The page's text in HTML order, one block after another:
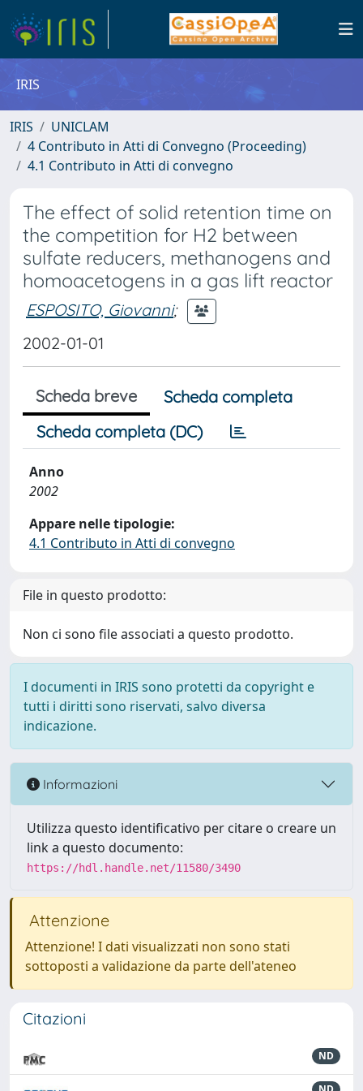
IRIS
IRIS
UNICLAM
4 Contributo in Atti di Convegno (Proceeding)
4.1 Contributo in Atti di convegno
The effect of solid retention time on
the competition for H2 between
sulfate reducers, methanogens and
homoacetogens in a gas lift reactor
ESPOSITO, Giovanni;
2002-01-01
Scheda breve
Scheda completa
Scheda completa (DC)
Anno
2002
Appare nelle tipologie:
4.1 Contributo in Atti di convegno
File in questo prodotto:
Non ci sono file associati a questo prodotto.
I documenti in IRIS sono protetti da copyright e
tutti i diritti sono riservati, salvo diversa
indicazione.
Informazioni
Utilizza questo identificativo per citare o creare un
link a questo documento:
https://hdl.handle.net/11580/3490
Attenzione
Attenzione! I dati visualizzati non sono stati
sottoposti a validazione da parte dell'ateneo
Citazioni
ND